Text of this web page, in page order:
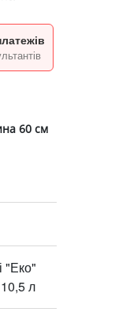
60 см
"Еко"
л